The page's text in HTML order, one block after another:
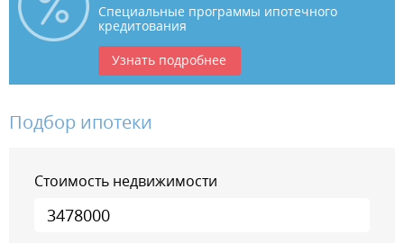
Специальные программы ипотечного
кредитования
Узнать подробнее
Подбор ипотеки
Стоимость недвижимости